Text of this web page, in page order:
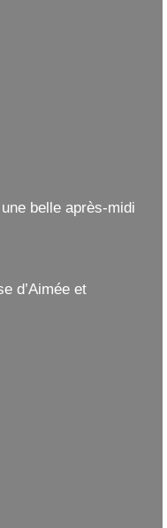
belle après-midi
d’Aimée et